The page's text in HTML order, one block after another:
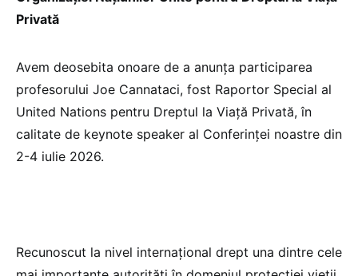
Privată
Avem deosebita onoare de a anunța participarea
profesorului Joe Cannataci, fost Raportor Special al
United Nations pentru Dreptul la Viață Privată, în
calitate de keynote speaker al Conferinței noastre din
2-4 iulie 2026.
Recunoscut la nivel internațional drept una dintre cele